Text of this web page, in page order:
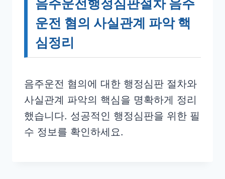
음주운전행정심판절차 음주
운전 혐의 사실관계 파악 핵
심정리
음주운전 혐의에 대한 행정심판 절차와
사실관계 파악의 핵심을 명확하게 정리
했습니다. 성공적인 행정심판을 위한 필
수 정보를 확인하세요.